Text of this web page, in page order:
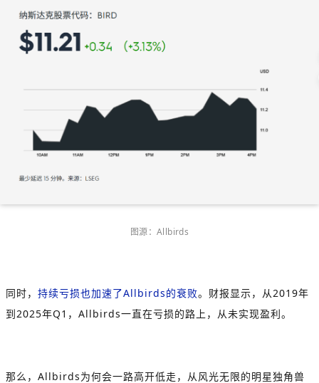
图源： Allbirds
同时， 持续亏损也加速了Allbirds的衰败。财报显示，从 2019年
到2025年Q1 ， Allbirds一直在亏损的路上，从未实现盈利。
那么， Allbirds为何会一路高开低走，从风光无限的明星独角兽